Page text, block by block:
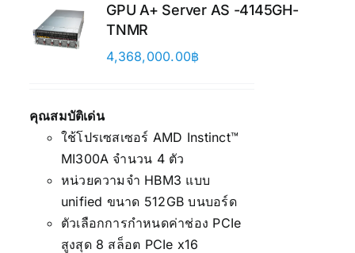
GPU A+ Server AS -4145GH-
TNMR
4,368,000.00฿
คุณสมบัติเด่น
ใช้โปรเซสเซอร์ AMD Instinct™
MI300A จำนวน 4 ตัว
หน่วยความจำ HBM3 แบบ
unified ขนาด 512GB บนบอร์ด
ตัวเลือกการกำหนดค่าช่อง PCIe
สูงสุด 8 สล็อต PCIe x16